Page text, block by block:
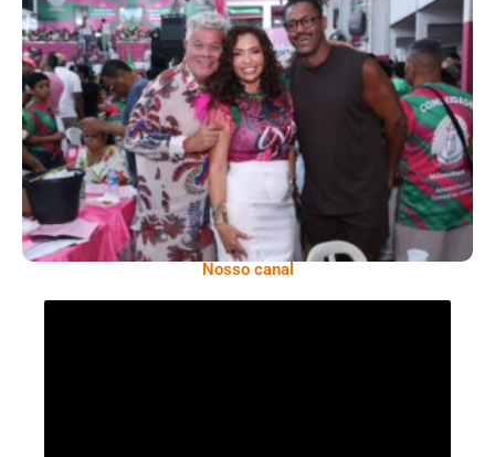
Comunidade Mangueirense Solta A Voz E
Classifca O Samba 3 Para A Próxima Fase
Nosso canal